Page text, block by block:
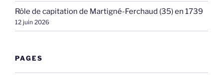
Rôle de capitation de Martigné-Ferchaud (35) en 1739
12 juin 2026
PAGES